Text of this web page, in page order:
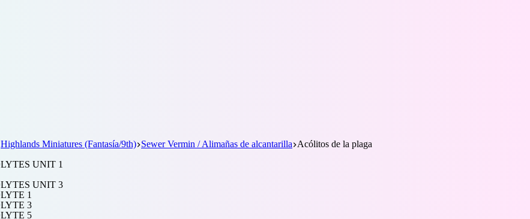
Highlands Miniatures (Fantasía/9th) Sewer Vermin / Alimañas de alcantarilla Acólitos de la plaga